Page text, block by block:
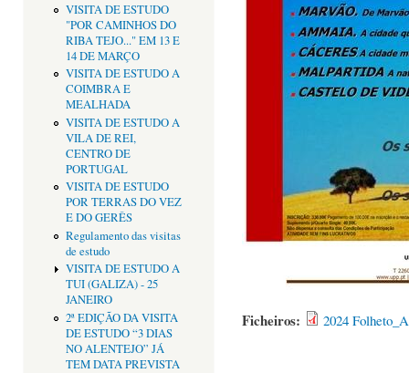
VISITA DE ESTUDO
"POR CAMINHOS DO
RIBA TEJO..." EM 13 E
14 DE MARÇO
VISITA DE ESTUDO A
COIMBRA E
MEALHADA
VISITA DE ESTUDO A
VILA DE REI,
CENTRO DE
PORTUGAL
VISITA DE ESTUDO
POR TERRAS DO VEZ
E DO GERÊS
Regulamento das visitas
de estudo
VISITA DE ESTUDO A
TUI (GALIZA) - 25
JANEIRO
2ª EDIÇÃO DA VISITA
DE ESTUDO “3 DIAS
NO ALENTEJO” JÁ
TEM DATA PREVISTA
Ficheiros: 2024